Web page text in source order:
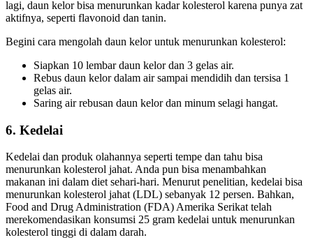
lagi, daun kelor bisa menurunkan kadar kolesterol karena punya zat
aktifnya, seperti flavonoid dan tanin.
Begini cara mengolah daun kelor untuk menurunkan kolesterol:
Siapkan 10 lembar daun kelor dan 3 gelas air.
Rebus daun kelor dalam air sampai mendidih dan tersisa 1
gelas air.
Saring air rebusan daun kelor dan minum selagi hangat.
6. Kedelai
Kedelai dan produk olahannya seperti tempe dan tahu bisa
menurunkan kolesterol jahat. Anda pun bisa menambahkan
makanan ini dalam diet sehari-hari. Menurut penelitian, kedelai bisa
menurunkan kolesterol jahat (LDL) sebanyak 12 persen. Bahkan,
Food and Drug Administration (FDA) Amerika Serikat telah
merekomendasikan konsumsi 25 gram kedelai untuk menurunkan
kolesterol tinggi di dalam darah.